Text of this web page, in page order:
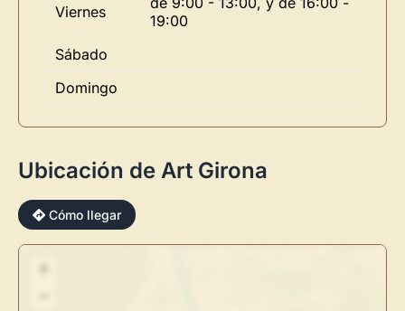
Viernes
19:00
Sábado
Domingo
Ubicación de Art Girona
Cómo llegar
+